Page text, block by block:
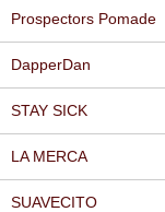
Prospectors Pomade
DapperDan
STAY SICK
LA MERCA
SUAVECITO